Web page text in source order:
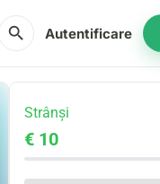
search Autentificare
Strânși
€ 10